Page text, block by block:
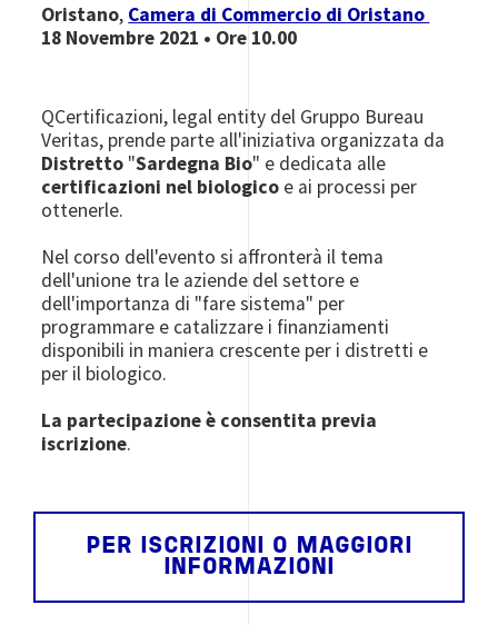
Oristano, Camera di Commercio di Oristano
18 Novembre 2021 • Ore 10.00
QCertificazioni, legal entity del Gruppo Bureau
Veritas, prende parte all'iniziativa organizzata da
Distretto "Sardegna Bio" e dedicata alle
certificazioni nel biologico e ai processi per
ottenerle.
Nel corso dell'evento si affronterà il tema
dell'unione tra le aziende del settore e
dell'importanza di "fare sistema" per
programmare e catalizzare i finanziamenti
disponibili in maniera crescente per i distretti e
per il biologico.
La partecipazione è consentita previa
iscrizione.
PER ISCRIZIONI O MAGGIORI
INFORMAZIONI